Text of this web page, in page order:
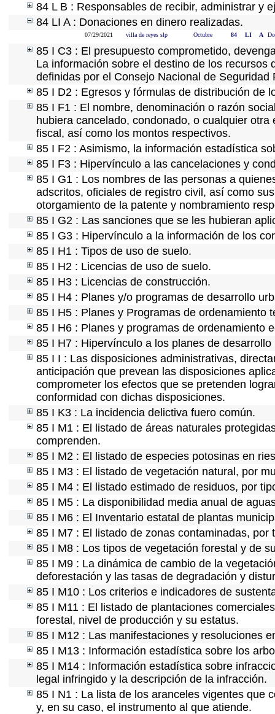
84 L B : Responsables de recibir, administrar y
84 LI A : Donaciones en dinero realizadas.
07/29/2021 villa de reyes slp Octubre 84 LI A
85 I C3 : El presupuesto comprometido,
La información sobre el destino de los
definidas por el Consejo Nacional de Seguridad
85 I D2 : Egresos y fórmulas de distribución de
85 I F1 : El nombre, denominación o razón
hubiera cancelado, condonado, o cualquier
fiscal, así como los montos respectivos.
85 I F2 : Asimismo, la información estadística
85 I F3 : Hipervínculo a las cancelaciones y
85 I G1 : Los nombres de las personas a
adscritos, oficiales de registro civil, así como
otorgamiento de la patente y nombramiento
85 I G2 : Las sanciones que se les hubieran
85 I G3 : Hipervínculo a la información de los
85 I H1 : Tipos de uso de suelo.
85 I H2 : Licencias de uso de suelo.
85 I H3 : Licencias de construcción.
85 I H4 : Planes y/o programas de desarrollo
85 I H5 : Planes y Programas de ordenamiento
85 I H6 : Planes y programas de ordenamiento
85 I H7 : Hipervínculo a los planes de desarrollo
85 I I : Las disposiciones administrativas,
anticipación que prevean las disposiciones
comprometer los efectos que se pretenden
conformidad con dichas disposiciones.
85 I K3 : La incidencia delictiva fuero común.
85 I M1 : El listado de áreas naturales
comprenden.
85 I M2 : El listado de especies potosinas en
85 I M3 : El listado de vegetación natural, por
85 I M4 : El listado estimado de residuos, por
85 I M5 : La disponibilidad media anual de
85 I M6 : El Inventario estatal de plantas
85 I M7 : El listado de zonas contaminadas,
85 I M8 : Los tipos de vegetación forestal y de
85 I M9 : La dinámica de cambio de la
deforestación y las tasas de degradación y
85 I M10 : Los criterios e indicadores de
85 I M11 : El listado de plantaciones
forestal, nivel de producción y su estatus.
85 I M12 : Las manifestaciones y resoluciones
85 I M13 : Información estadística sobre los
85 I M14 : Información estadística sobre
legal infringido y la descripción de la infracción.
85 I N1 : La lista de los aranceles vigentes que
y, en su caso, el instrumento al que atiende.